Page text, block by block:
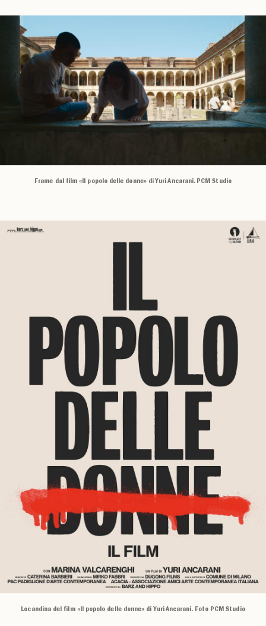
Frame dal film «Il popolo delle donne» di Yuri Ancarani. PCM Studio
Locandina del film «Il popolo delle donne» di Yuri Ancarani. Foto PCM Studio